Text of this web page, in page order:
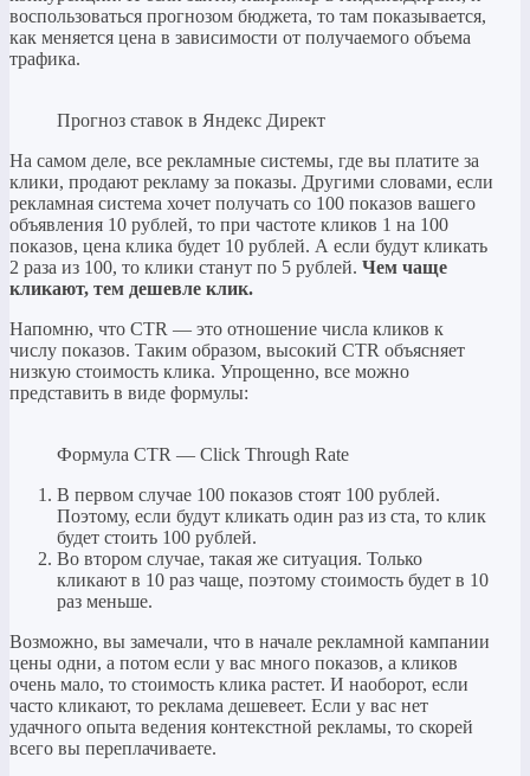
воспользоваться прогнозом бюджета, то там показывается,
как меняется цена в зависимости от получаемого объема
трафика.
Прогноз ставок в Яндекс Директ
На самом деле, все рекламные системы, где вы платите за
клики, продают рекламу за показы. Другими словами, если
рекламная система хочет получать со 100 показов вашего
объявления 10 рублей, то при частоте кликов 1 на 100
показов, цена клика будет 10 рублей. А если будут кликать
2 раза из 100, то клики станут по 5 рублей. Чем чаще
кликают, тем дешевле клик.
Напомню, что CTR — это отношение числа кликов к
числу показов. Таким образом, высокий CTR объясняет
низкую стоимость клика. Упрощенно, все можно
представить в виде формулы:
Формула CTR — Click Through Rate
В первом случае 100 показов стоят 100 рублей.
Поэтому, если будут кликать один раз из ста, то клик
будет стоить 100 рублей.
Во втором случае, такая же ситуация. Только
кликают в 10 раз чаще, поэтому стоимость будет в 10
раз меньше.
Возможно, вы замечали, что в начале рекламной кампании
цены одни, а потом если у вас много показов, а кликов
очень мало, то стоимость клика растет. И наоборот, если
часто кликают, то реклама дешевеет. Если у вас нет
удачного опыта ведения контекстной рекламы, то скорей
всего вы переплачиваете.